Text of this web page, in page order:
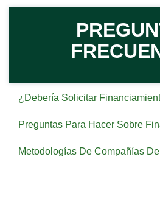
¿Debería Solicitar
Preguntas Para Hacer Sobre
Metodologías De Compañías